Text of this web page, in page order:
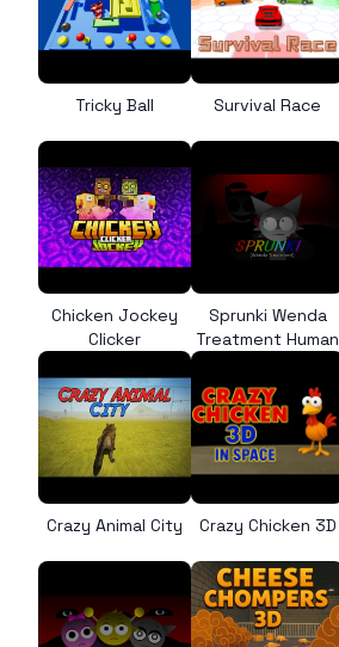
Tricky Ball Survival Race
Chicken Jockey
Clicker
Sprunki Wenda
Treatment Human
Crazy Animal City Crazy Chicken 3D